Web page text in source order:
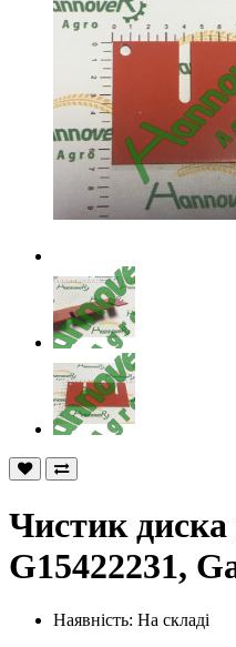
Чистик
G15422231,
Наявність: На складі